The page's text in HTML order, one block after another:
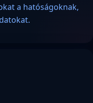
a hatóságoknak,